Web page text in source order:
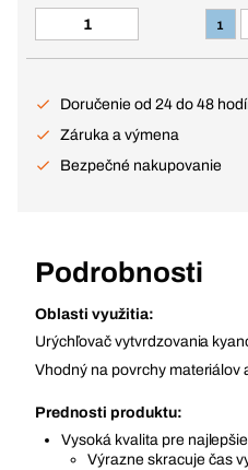
1
Doručenie od 24 do 48
Záruka a výmena
Bezpečné nakupovanie
Podrobnosti
Oblasti využitia:
Urýchľovač vytvrdzovania
Vhodný na povrchy materiálov
Prednosti produktu:
Vysoká kvalita pre
Výrazne skracuje čas